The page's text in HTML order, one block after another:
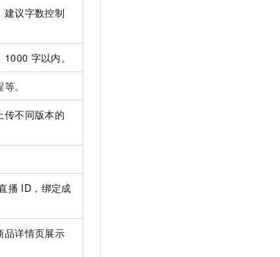
建议字数控制
1000 字以内。
。
传不同版本的
播 ID，绑定成
品详情页展示